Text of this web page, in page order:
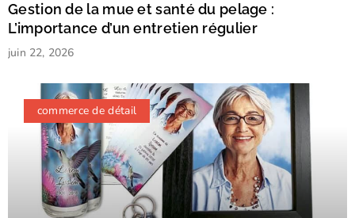
Gestion de la mue et santé du pelage :
L’importance d’un entretien régulier
juin 22, 2026
commerce de détail